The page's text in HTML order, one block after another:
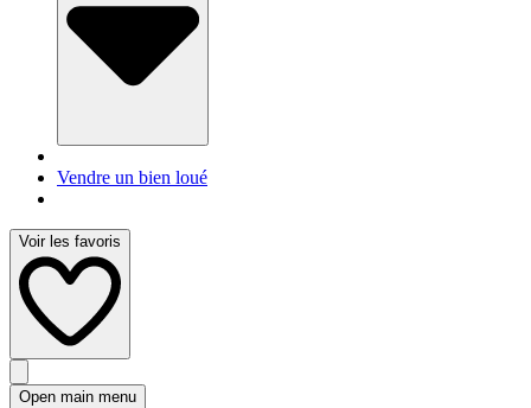
Vendre un bien loué
Voir les favoris
Open main menu